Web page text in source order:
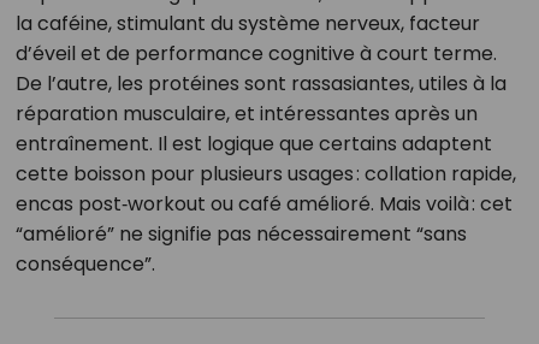
la caféine, stimulant du système nerveux, facteur
d’éveil et de performance cognitive à court terme.
De l’autre, les protéines sont rassasiantes, utiles à la
réparation musculaire, et intéressantes après un
entraînement. Il est logique que certains adaptent
cette boisson pour plusieurs usages : collation rapide,
encas post‑workout ou café amélioré. Mais voilà : cet
“amélioré” ne signifie pas nécessairement “sans
conséquence”.